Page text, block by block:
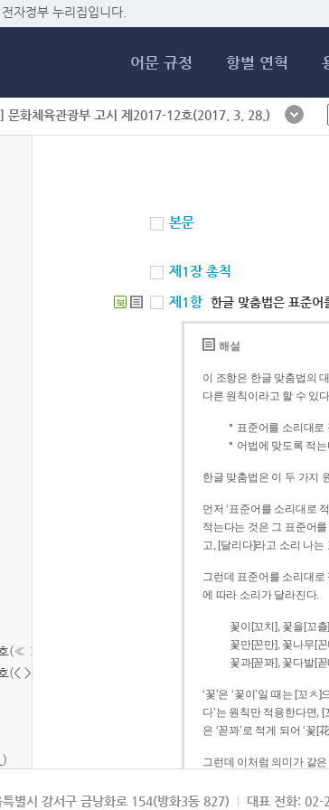
자정부 누리집입니다.
어문 규정 항별 연혁
문화체육관광부 고시 제2017-12호(2017. 3. 28.)
호(≪ ≫)
(< >)
본문
제1장 총칙
북 제1항 한글 맞춤법은 표준어
해설
이 조항은 한글 맞춤법의
다른 원칙이라고 할 수 있
표준어를 소리대로
어법에 맞도록 적
한글 맞춤법은 이 두 가지
먼저 ‘표준어를 소리대로
적는다는 것은 그 표준어를 적을 때 발음에 따라
고, [달리다]라고 소리 나는
그런데 표준어를 소리대로
에 따라 소리가 달라진다.
꽃이[꼬치], 꽃을[꼬
꽃만[꼰만], 꽃나무[
꽃과[꼳꽈], 꽃다발[
‘꽃’은 ‘꽃이’일 때는 [꼬
다’는 원칙만 적용한다면, [꼬치]로 소리 나는 말은 ‘꼬
은 ‘꼳꽈’로 적게 되어 ‘꽃
그런데 이처럼 의미가 같
되게 적는 것이 의미를 파
별시 강서구 금낭화로 154(방화3동 827) 대표 전화: